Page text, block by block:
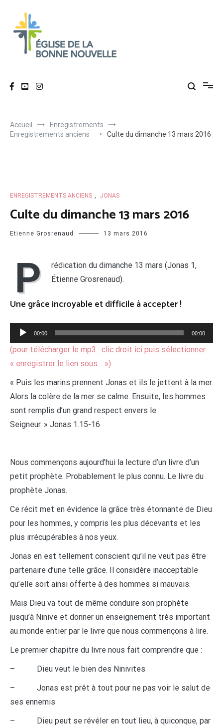
contenu
Accueil
Enregistrements
Enregistrements anciens
Culte du dimanche 13 mars 2016
ENREGISTREMENTS ANCIENS , JONAS
Culte du dimanche 13 mars 2016
Etienne Grosrenaud 13 mars 2016
P
rédication du dimanche 13 mars (Jonas 1,
Étienne Grosrenaud).
Une grâce incroyable et difficile à accepter !
Lecteur
audio
00:00 00:00
(pour télécharger le mp3 : clic droit ici puis sélectionner
« enregistrer le lien sous… »)
« Puis les marins prennent Jonas et ils le jettent à la mer.
Alors la colère de la mer se calme. Ensuite, les hommes
sont remplis d’un grand respect envers le
Seigneur. » Jonas 1.15-16
Nous commençons aujourd’hui la lecture d’un livre d’un
petit prophète. Probablement le plus connu. Le livre du
prophète Jonas.
Ce récit met en évidence la grâce très étonnante de Dieu
pour les hommes, y compris les plus décevants et les
plus irrécupérables à nos yeux.
Jonas en est tellement conscient qu’il ne veut pas être
partenaire d’une telle grâce. Il considère inacceptable
qu’elle soit ainsi offerte à des hommes si mauvais.
Mais Dieu va tout de même conduire son prophète
jusqu’à Ninive et donner un enseignement très important
au monde entier par le livre que nous commençons à lire.
Le premier chapitre du livre nous fait comprendre que :
– Dieu veut le bien des Ninivites
– Jonas est prêt à tout pour ne pas voir le salut de
ses ennemis
– Dieu peut se révéler en tout lieu, à quiconque, par